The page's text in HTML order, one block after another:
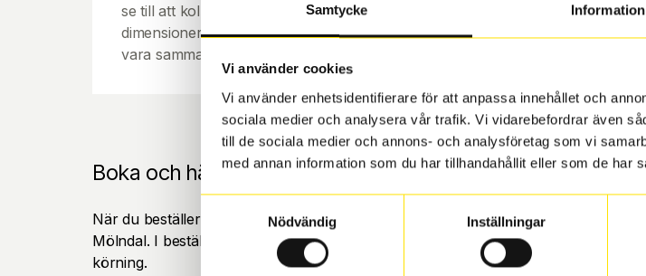
Samtycke Information
Vi använder cookies
Vi använder enhetsidentifierare för att anpassa innehållet och
sociala medier och analysera vår trafik. Vi vidarebefordrar även
till de sociala medier och annons- och analysföretag som vi
med annan information som du har tillhandahållit eller som de har
Nödvändig
Inställningar
se till att kolla en extra gång så att däck och fälg har samma
dimensioner. Ibland kan fälgen ha bytts ut under årens lopp och inte
vara samma dimension som bilen hade ut från fabrik.
Boka och hämta hos Däckspecialen
När du beställer dina nya däck eller fälgar hos oss levereras de direkt till någon
Mölndal. I beställningen anger du datum och tid för upphämtning eller service.
körning.